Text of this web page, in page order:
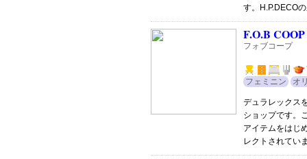
す。H.P.DECO
F.O.B COOP
フォブコープ
フェミニン オ
デュラレックス
ショップです。
アイテムをはじ
レクトされてい